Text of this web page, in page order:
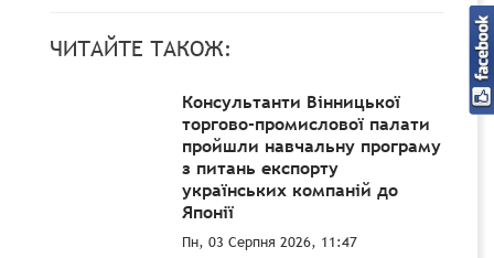
ЧИТАЙТЕ ТАКОЖ:
Консультанти Вінницької
торгово-промислової палати
пройшли навчальну програму
з питань експорту
українських компаній до
Японії
Пн, 03 Серпня 2026, 11:47